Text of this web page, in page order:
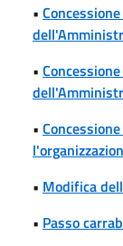
•
•
•
• Modifica
• Passo